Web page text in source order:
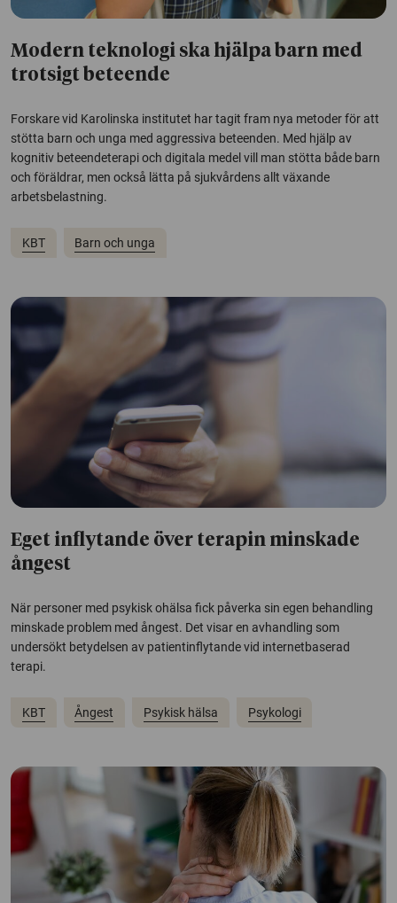
Modern teknologi ska hjälpa barn med
trotsigt beteende
Forskare vid Karolinska institutet har tagit fram nya metoder för att
stötta barn och unga med aggressiva beteenden. Med hjälp av
kognitiv beteendeterapi och digitala medel vill man stötta både barn
och föräldrar, men också lätta på sjukvårdens allt växande
arbetsbelastning.
KBT Barn och unga
Eget inflytande över terapin minskade
ångest
När personer med psykisk ohälsa fick påverka sin egen behandling
minskade problem med ångest. Det visar en avhandling som
undersökt betydelsen av patientinflytande vid internetbaserad
terapi.
KBT Ångest Psykisk hälsa Psykologi